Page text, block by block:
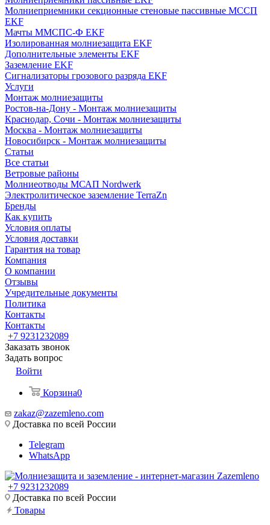
Молниеприемники секционные стеновые пассивные МССП
EKF
Мачты ММСПС-Ф EKF
Изолированная молниезащита EKF
Дополнительные элементы EKF
Заземление EKF
Сигнализаторы грозового разряда EKF
Услуги
Монтаж молниезащиты
Ростов-на-Дону - Монтаж молниезащиты
Краснодар, Сочи - Монтаж молниезащиты
Москва - Монтаж молниезащиты
Новосибирск - Монтаж молниезащиты
Статьи
Все статьи
Ветровые районы
Молниеотводы МСАП Nordwerk
Электролитическое заземление TerraZn
Бренды
Как купить
Условия оплаты
Условия доставки
Гарантия на товар
Компания
О компании
Отзывы
Учредительные документы
Политика
Контакты
Контакты
+7 9231232089
Заказать звонок
Задать вопрос
Войти
Корзина0
zakaz@zazemleno.com
Доставка по всей России
Telegram
WhatsApp
+7 9231232089
Доставка по всей России
Товары